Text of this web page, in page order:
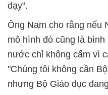
dạy".
Ông Nam cho rằng nếu
mô hình đó cũng là
nước chỉ không cấm vì
"Chúng tôi không cần
nhưng Bộ Giáo dục